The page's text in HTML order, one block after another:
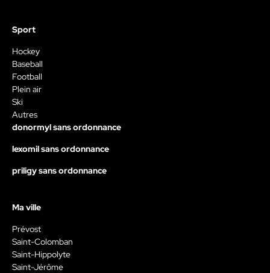
Sport
Hockey
Baseball
Football
Plein air
Ski
Autres
donormyl sans ordonnance
lexomil sans ordonnance
priligy sans ordonnance
Ma ville
Prévost
Saint-Colomban
Saint-Hippolyte
Saint-Jérôme